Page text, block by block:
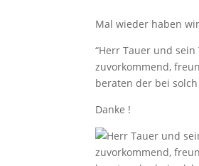
Mal wieder haben
“Herr Tauer und
zuvorkommend,
beraten der bei
Danke !